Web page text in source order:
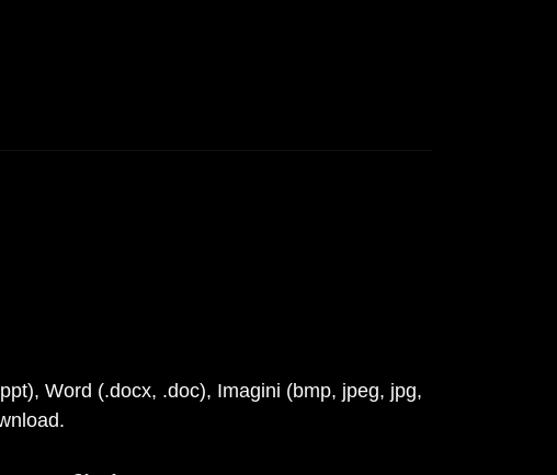
Word (.docx, .doc), Imagini (bmp, jpeg, jpg,